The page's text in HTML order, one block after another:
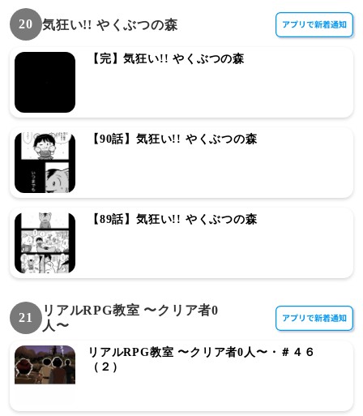
20 気狂い!! やくぶつの森
【完】気狂い!! やくぶつの森
【90話】気狂い!! やくぶつの森
【89話】気狂い!! やくぶつの森
21
リアルRPG教室 〜クリア者0
人〜
リアルRPG教室 〜クリア者0人〜・＃４６
（２）